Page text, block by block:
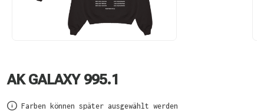
AK GALAXY 995.1
Farben können später ausgewählt werden